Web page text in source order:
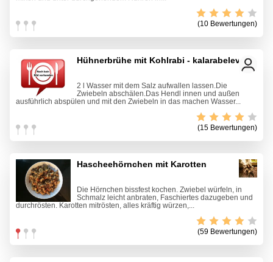
(10 Bewertungen)
Hühnerbrühe mit Kohlrabi - kalarabeleves
2 l Wasser mit dem Salz aufwallen lassen.Die
Zwiebeln abschälen.Das Hendl innen und außen
ausführlich abspülen und mit den Zwiebeln in das machen Wasser...
(15 Bewertungen)
Hascheehörnchen mit Karotten
Die Hörnchen bissfest kochen. Zwiebel würfeln, in
Schmalz leicht anbraten, Faschiertes dazugeben und
durchrösten. Karotten mitrösten, alles kräftig würzen,...
(59 Bewertungen)